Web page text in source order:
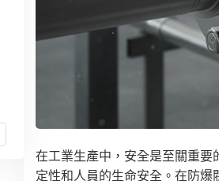
在工業生產中，安全是至關重
定性和人員的生命安全。在防